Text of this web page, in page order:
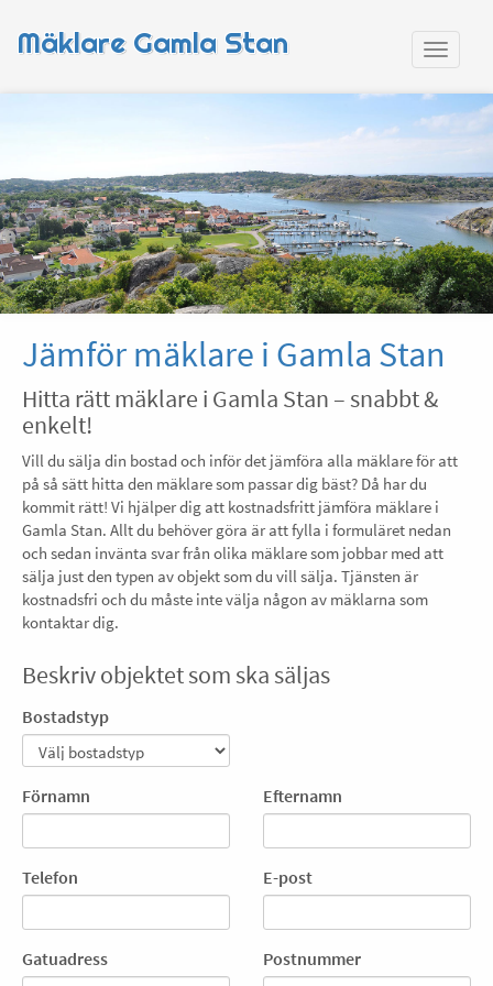
Mäklare Gamla Stan
Jämför mäklare i Gamla Stan
Hitta rätt mäklare i Gamla Stan – snabbt &
enkelt!
Vill du sälja din bostad och inför det jämföra alla mäklare för att
på så sätt hitta den mäklare som passar dig bäst? Då har du
kommit rätt! Vi hjälper dig att kostnadsfritt jämföra mäklare i
Gamla Stan. Allt du behöver göra är att fylla i formuläret nedan
och sedan invänta svar från olika mäklare som jobbar med att
sälja just den typen av objekt som du vill sälja. Tjänsten är
kostnadsfri och du måste inte välja någon av mäklarna som
kontaktar dig.
Beskriv objektet som ska säljas
Bostadstyp
Förnamn Efternamn
Telefon E-post
Gatuadress Postnummer